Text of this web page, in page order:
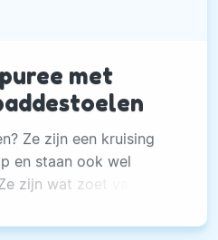
met
Ze zijn een kruising
en staan ook wel
zijn wat zoet van